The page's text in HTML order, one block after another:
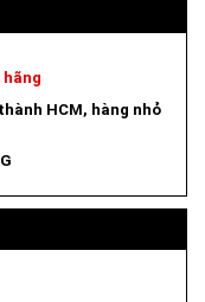
hãng
HCM, hàng nhỏ